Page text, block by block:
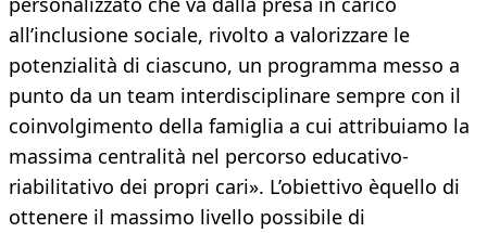
all’inclusione sociale, rivolto a valorizzare le
potenzialità di ciascuno, un programma messo a
punto da un team interdisciplinare sempre con il
coinvolgimento della famiglia a cui attribuiamo la
massima centralità nel percorso educativo-
riabilitativo dei propri cari». L’obiettivo èquello di
ottenere il massimo livello possibile di